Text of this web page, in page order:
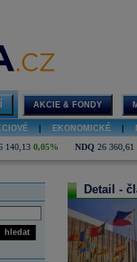
AKCIE & FONDY
EKONOMICKÉ
140,13 0,05% NDQ 26 360,61
hledat
Detail -